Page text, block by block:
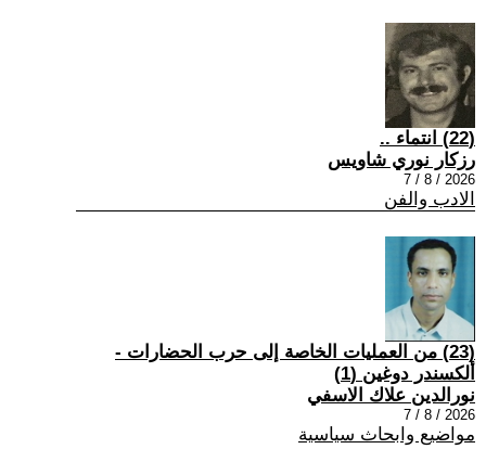
(22) انتماء ..
رزكار نوري شاويس
2026 / 8 / 7
الادب والفن
(23) من العمليات الخاصة إلى حرب الحضارات -
ألكسندر دوغين (1)
نورالدين علاك الاسفي
2026 / 8 / 7
مواضيع وابحاث سياسية